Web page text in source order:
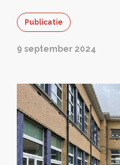
Publicatie
9 september 2024